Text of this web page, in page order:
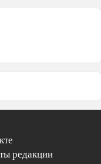
редакции